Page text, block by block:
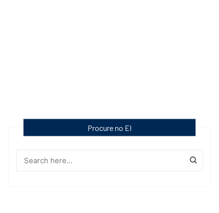
Procure no EI